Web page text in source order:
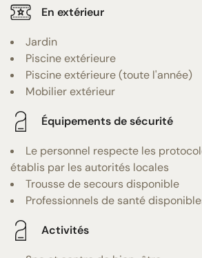
En extérieur
Jardin
Piscine extérieure
Piscine extérieure (toute l'année)
Mobilier extérieur
Équipements de sécurité
Le personnel respecte les
établis par les autorités locales
Trousse de secours disponible
Professionnels de santé
Activités